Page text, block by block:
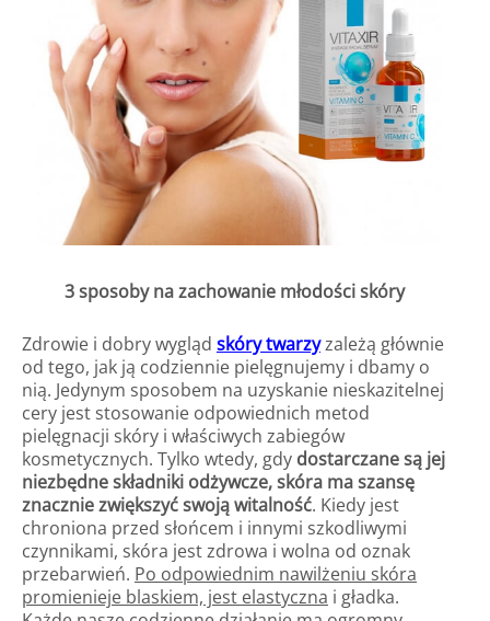
3 sposoby na zachowanie młodości skóry
Zdrowie i dobry wygląd skóry twarzyzależą głównie
od tego, jak ją codziennie pielęgnujemy i dbamy o
nią. Jedynym sposobem na uzyskanie nieskazitelnej
cery jest stosowanie odpowiednich metod
pielęgnacji skóry i właściwych zabiegów
kosmetycznych. Tylko wtedy, gdy dostarczane są jej
niezbędne składniki odżywcze, skóra ma szansę
znacznie zwiększyć swoją witalność. Kiedy jest
chroniona przed słońcem i innymi szkodliwymi
czynnikami, skóra jest zdrowa i wolna od oznak
przebarwień. Po odpowiednim nawilżeniu skóra
promienieje blaskiem, jest elastyczna i gładka.